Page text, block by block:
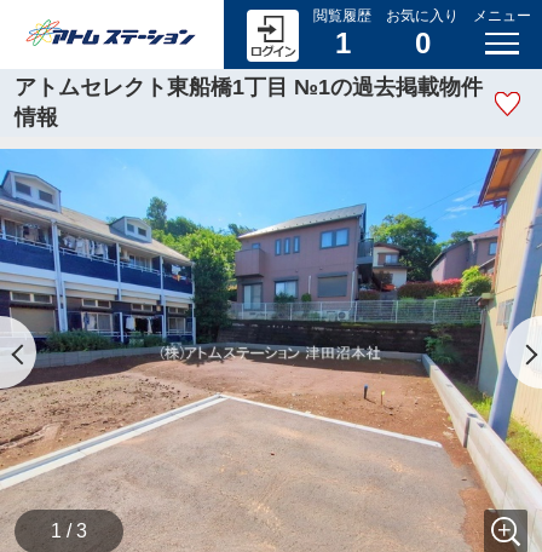
閲覧履歴
1
お気に入り
0
メニュー
アトムセレクト東船橋1丁目 №1の過去掲載物件
情報
1 / 3